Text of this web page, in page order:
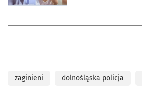
zaginieni dolnośląska policja